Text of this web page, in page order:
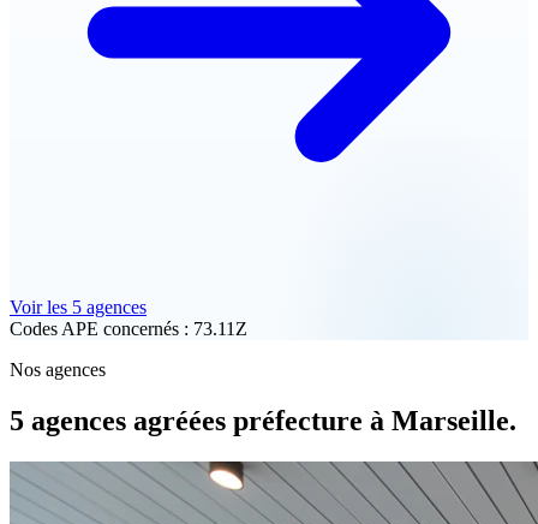
Voir les 5 agences
Codes APE concernés : 73.11Z
Nos agences
5 agences agréées préfecture à Marseille.